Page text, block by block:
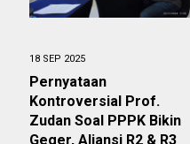
18 SEP 2025
Pernyataan
Kontroversial Prof.
Zudan Soal PPPK Bikin
Geger, Aliansi R2 & R3